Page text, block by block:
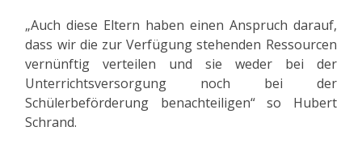
„Auch diese Eltern haben einen Anspruch darauf,
dass wir die zur Verfügung stehenden Ressourcen
vernünftig verteilen und sie weder bei der
Unterrichtsversorgung noch bei der
Schülerbeförderung benachteiligen“ so Hubert
Schrand.